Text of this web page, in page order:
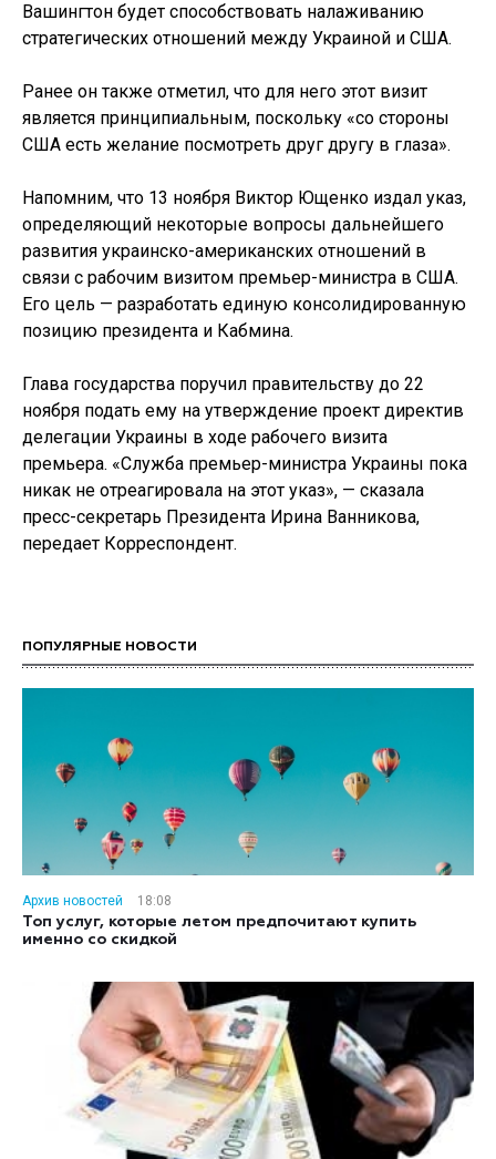
Вашингтон будет способствовать налаживанию
стратегических отношений между Украиной и США.
Ранее он также отметил, что для него этот визит
является принципиальным, поскольку «со стороны
США есть желание посмотреть друг другу в глаза».
Напомним, что 13 ноября Виктор Ющенко издал указ,
определяющий некоторые вопросы дальнейшего
развития украинско-американских отношений в
связи с рабочим визитом премьер-министра в США.
Его цель — разработать единую консолидированную
позицию президента и Кабмина.
Глава государства поручил правительству до 22
ноября подать ему на утверждение проект директив
делегации Украины в ходе рабочего визита
премьера. «Служба премьер-министра Украины пока
никак не отреагировала на этот указ», — сказала
пресс-секретарь Президента Ирина Ванникова,
передает Корреспондент.
ПОПУЛЯРНЫЕ НОВОСТИ
Архив новостей
18:08
Топ услуг, которые летом предпочитают купить
именно со скидкой